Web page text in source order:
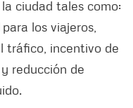
ciudad tales como:
los viajeros,
tráfico, incentivo de
reducción de